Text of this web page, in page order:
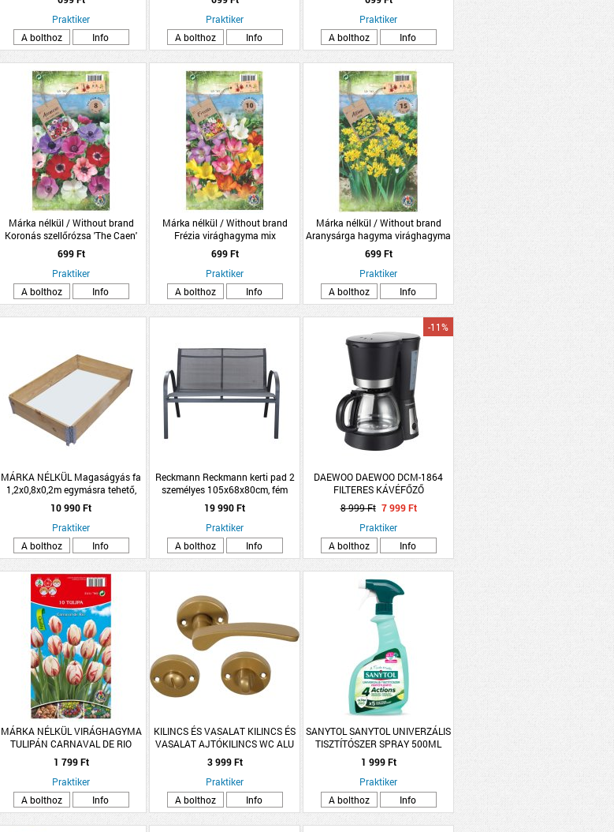
Praktiker
A bolthoz
Info
Praktiker
A bolthoz
Info
Praktiker
A bolthoz
Info
Márka nélkül / Without brand
Koronás szellőrózsa 'The Caen'
virághagyma színkeverék
8db/csomag
699 Ft
Praktiker
A bolthoz
Info
Márka nélkül / Without brand
Frézia virághagyma mix
10db/csomag
699 Ft
Praktiker
A bolthoz
Info
Márka nélkül / Without brand
Aranysárga hagyma virághagyma
'Molly' 15db/csomag
699 Ft
Praktiker
A bolthoz
Info
MÁRKA NÉLKÜL Magaságyás fa
1,2x0,8x0,2m egymásra tehető,
összecsukható
10 990 Ft
Praktiker
A bolthoz
Info
Reckmann Reckmann kerti pad 2
személyes 105x68x80cm, fém
19 990 Ft
Praktiker
A bolthoz
Info
DAEWOO DAEWOO DCM-1864
FILTERES KÁVÉFŐZŐ
-11%
8 999 Ft 7 999 Ft
Praktiker
A bolthoz
Info
MÁRKA NÉLKÜL VIRÁGHAGYMA
TULIPÁN CARNAVAL DE RIO
10DARAB/CSOMAG FEHÉR-PIROS
1 799 Ft
Praktiker
A bolthoz
Info
KILINCS ÉS VASALAT KILINCS ÉS
VASALAT AJTÓKILINCS WC ALU
ARANY LANA ROZETTÁS
3 999 Ft
Praktiker
A bolthoz
Info
SANYTOL SANYTOL UNIVERZÁLIS
TISZTÍTÓSZER SPRAY 500ML
1 999 Ft
Praktiker
A bolthoz
Info